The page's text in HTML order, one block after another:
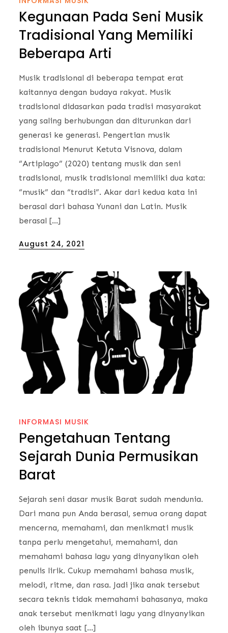
Kegunaan Pada Seni Musik
Tradisional Yang Memiliki
Beberapa Arti
Musik tradisional di beberapa tempat erat
kaitannya dengan budaya rakyat. Musik
tradisional didasarkan pada tradisi masyarakat
yang saling berhubungan dan diturunkan dari
generasi ke generasi. Pengertian musik
tradisional Menurut Ketuta Visnova, dalam
“Artiplago” (2020) tentang musik dan seni
tradisional, musik tradisional memiliki dua kata:
“musik” dan “tradisi”. Akar dari kedua kata ini
berasal dari bahasa Yunani dan Latin. Musik
berasal […]
Posted
August 24, 2021
INFORMASI MUSIK
Pengetahuan Tentang
Sejarah Dunia Permusikan
Barat
Sejarah seni dasar musik Barat sudah mendunia.
Dari mana pun Anda berasal, semua orang dapat
mencerna, memahami, dan menikmati musik
tanpa perlu mengetahui, memahami, dan
memahami bahasa lagu yang dinyanyikan oleh
penulis lirik. Cukup memahami bahasa musik,
melodi, ritme, dan rasa. Jadi jika anak tersebut
secara teknis tidak memahami bahasanya, maka
anak tersebut menikmati lagu yang dinyanyikan
oleh ibunya saat […]